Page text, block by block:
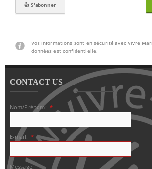
Vos informations sont en sécurité avec Vivre
données est confidentielle.
CONTACT US
Nom/Prénom: *
E-mail: *
Message: